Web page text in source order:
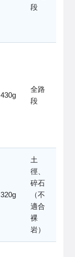
段
430g
全路
段
320g
土
徑、
碎石
（不
適合
裸
岩）